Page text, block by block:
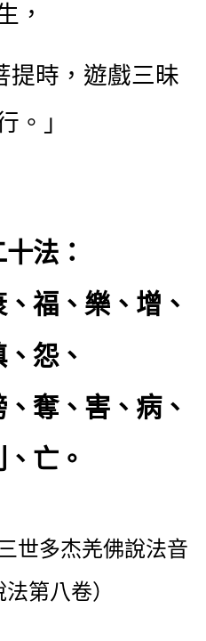
，
提時，遊戲三昧
。」
法：
福、樂、增、
怨、
奪、害、病、
亡。
世多杰羌佛說法音
第八卷）